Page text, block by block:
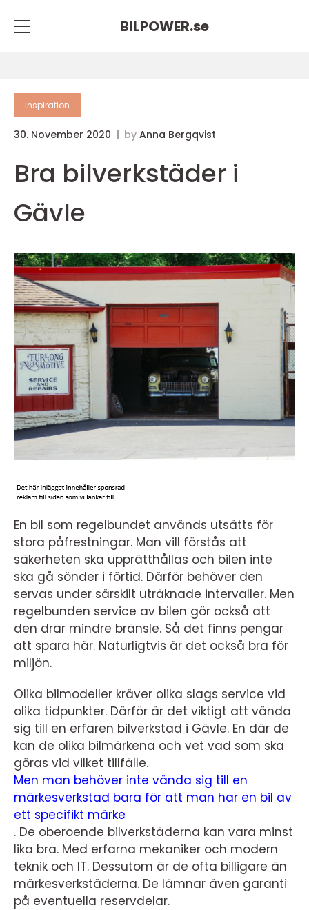
BILPOWER.se
inspiration
30. November 2020 by Anna Bergqvist
Bra bilverkstäder i
Gävle
En bil som regelbundet används utsätts för
stora påfrestningar. Man vill förstås att
säkerheten ska upprätthållas och bilen inte
ska gå sönder i förtid. Därför behöver den
servas under särskilt uträknade intervaller. Men
regelbunden service av bilen gör också att
den drar mindre bränsle. Så det finns pengar
att spara här. Naturligtvis är det också bra för
miljön.
Olika bilmodeller kräver olika slags service vid
olika tidpunkter. Därför är det viktigt att vända
sig till en erfaren bilverkstad i Gävle. En där de
kan de olika bilmärkena och vet vad som ska
göras vid vilket tillfälle.
Men man behöver inte vända sig till en
märkesverkstad bara för att man har en bil av
ett specifikt märke
. De oberoende bilverkstäderna kan vara minst
lika bra. Med erfarna mekaniker och modern
teknik och IT. Dessutom är de ofta billigare än
märkesverkstäderna. De lämnar även garanti
på eventuella reservdelar.